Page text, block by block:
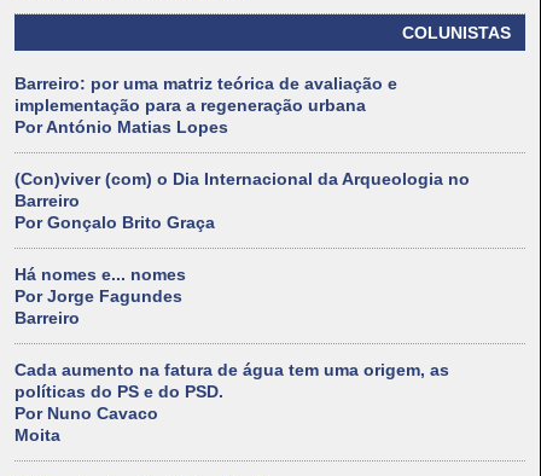
COLUNISTAS
Barreiro: por uma matriz teórica de avaliação e
implementação para a regeneração urbana
Por António Matias Lopes
(Con)viver (com) o Dia Internacional da Arqueologia no
Barreiro
Por Gonçalo Brito Graça
Há nomes e... nomes
Por Jorge Fagundes
Barreiro
Cada aumento na fatura de água tem uma origem, as
políticas do PS e do PSD.
Por Nuno Cavaco
Moita